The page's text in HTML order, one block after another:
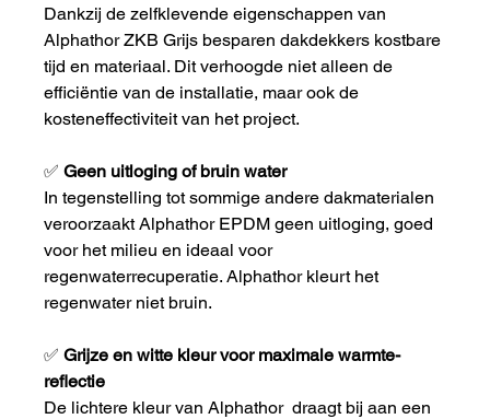
Dankzij de zelfklevende eigenschappen van
Alphathor ZKB Grijs besparen dakdekkers kostbare
tijd en materiaal. Dit verhoogde niet alleen de
efficiëntie van de installatie, maar ook de
kosteneffectiviteit van het project.
✅ Geen uitloging of bruin water
In tegenstelling tot sommige andere dakmaterialen
veroorzaakt Alphathor EPDM geen uitloging, goed
voor het milieu en ideaal voor
regenwaterrecuperatie. Alphathor kleurt het
regenwater niet bruin.
✅ Grijze en witte kleur voor maximale warmte-
reflectie
De lichtere kleur van Alphathor  draagt bij aan een